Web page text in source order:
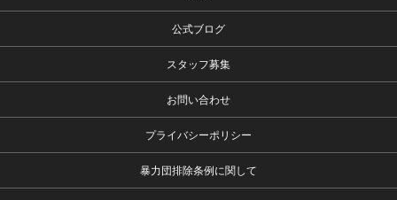
公式ブログ
スタッフ募集
お問い合わせ
プライバシーポリシー
暴力団排除条例に関して